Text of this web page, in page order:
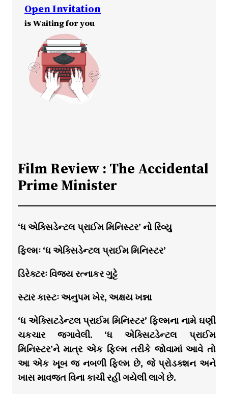
Open Invitation
is Waiting for you
Film Review : The Accidental
Prime Minister
‘ધ એક્સિડેન્ટલ પ્રાઈમ મિનિસ્ટર’ નો રિવ્યુ
ફિલ્મઃ ‘ધ એક્સિડેન્ટલ પ્રાઈમ મિનિસ્ટર’
ડિરેક્ટરઃ વિજય રત્નાકર ગુટ્ટે
સ્ટાર કાસ્ટઃ અનુપમ ખેર, અક્ષય ખન્ના
‘ધ એક્સિટડેન્ટલ પ્રાઈમ મિનિસ્ટર’ ફિલ્મના નામે ઘણી
ચકચાર જગાવેલી. ‘ધ એક્સિટડેન્ટલ પ્રાઈમ
મિનિસ્ટર’ને માત્ર એક ફિલ્મ તરીકે જોવામાં આવે તો
આ એક ખૂબ જ નબળી ફિલ્મ છે, જે પ્રોડક્શન અને
ખાસ માવજત વિના કાચી રહી ગયેલી લાગે છે.